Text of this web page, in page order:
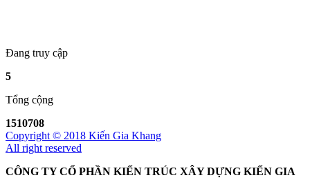
Đang truy cập
5
Tổng cộng
1510708
Copyright © 2018 Kiến Gia Khang
All right reserved
CÔNG TY CỔ PHẦN KIẾN TRÚC XÂY DỰNG KIẾN GIA